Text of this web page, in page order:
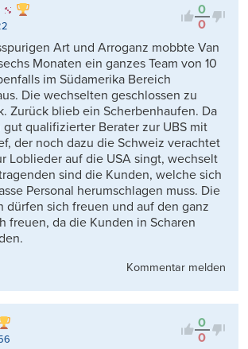
0
0
Art und Arroganz mobbte Van
Monaten ein ganzes Team von 10
im Südamerika Bereich
Die wechselten geschlossen zu
Zurück blieb ein Scherbenhaufen. Da
qualifizierter Berater zur UBS mit
der noch dazu die Schweiz verachtet
Loblieder auf die USA singt, wechselt
sind die Kunden, welche sich
Personal herumschlagen muss. Die
dürfen sich freuen und auf den ganz
freuen, da die Kunden in Scharen
Kommentar melden
0
0